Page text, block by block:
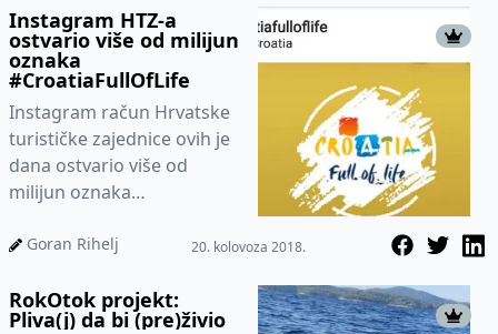
Instagram HTZ-a
ostvario više od milijun
oznaka
#CroatiaFullOfLife
Instagram račun Hrvatske
turističke zajednice ovih je
dana ostvario više od
milijun oznaka
Navedena je oznaka
Goran Rihelj 20. kolovoza 2018.
RokOtok projekt:
Pliva(j) da bi (pre)živio